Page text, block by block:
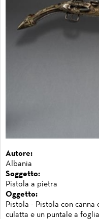
Autore:
Albania
Soggetto:
Pistola a pietra
Oggetto:
Pistola - Pistola con
culatta e un puntale a